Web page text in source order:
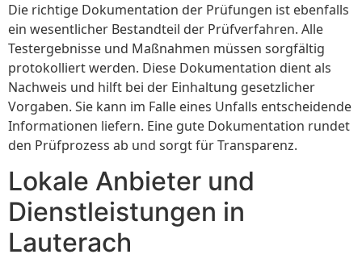
Die richtige Dokumentation der Prüfungen ist ebenfalls
ein wesentlicher Bestandteil der Prüfverfahren. Alle
Testergebnisse und Maßnahmen müssen sorgfältig
protokolliert werden. Diese Dokumentation dient als
Nachweis und hilft bei der Einhaltung gesetzlicher
Vorgaben. Sie kann im Falle eines Unfalls entscheidende
Informationen liefern. Eine gute Dokumentation rundet
den Prüfprozess ab und sorgt für Transparenz.
Lokale Anbieter und
Dienstleistungen in
Lauterach